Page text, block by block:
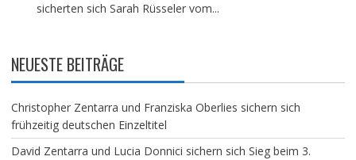
sicherten sich Sarah Rüsseler vom...
NEUESTE BEITRÄGE
Christopher Zentarra und Franziska Oberlies sichern sich
frühzeitig deutschen Einzeltitel
David Zentarra und Lucia Donnici sichern sich Sieg beim 3.